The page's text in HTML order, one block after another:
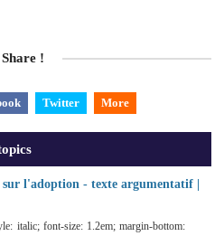
Share !
Twitter More
l'adoption - texte argumentatif |
italic; font-size: 1.2em; margin-bottom: